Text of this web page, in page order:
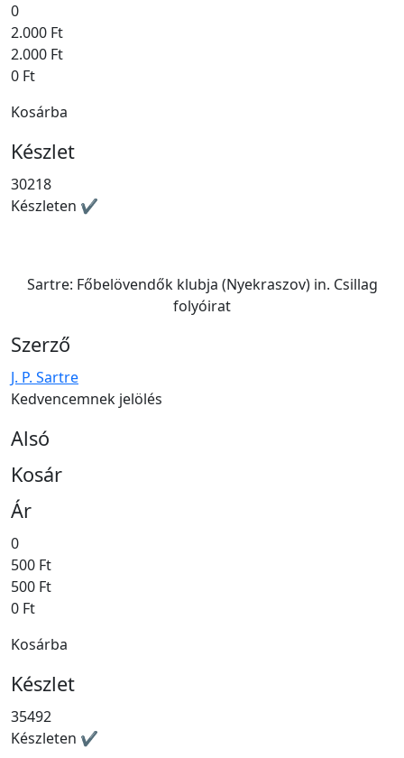
0
2.000 Ft
2.000 Ft
0 Ft
Kosárba
Készlet
30218
Készleten ✔
Sartre: Főbelövendők ​klubja (Nyekraszov) in. Csillag
folyóirat
Szerző
J. P. Sartre
Kedvencemnek jelölés
Alsó
Kosár
Ár
0
500 Ft
500 Ft
0 Ft
Kosárba
Készlet
35492
Készleten ✔